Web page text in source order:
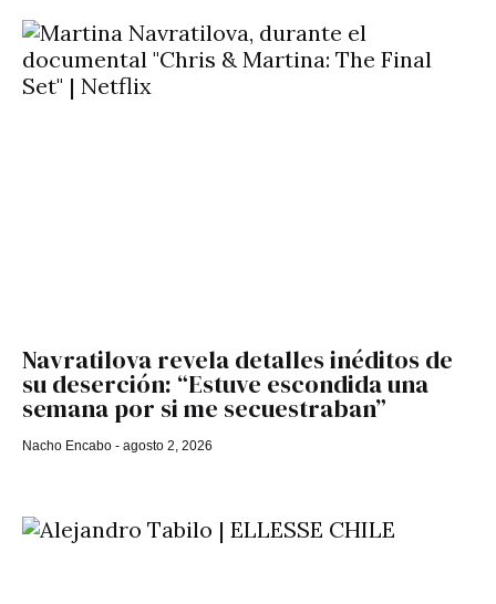
Navratilova revela detalles inéditos de
su deserción: “Estuve escondida una
semana por si me secuestraban”
Nacho Encabo agosto 2, 2026